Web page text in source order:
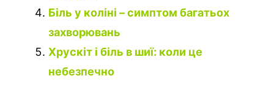
Біль у коліні – симптом багатьох
захворювань
Хрускіт і біль в шиї: коли це
небезпечно